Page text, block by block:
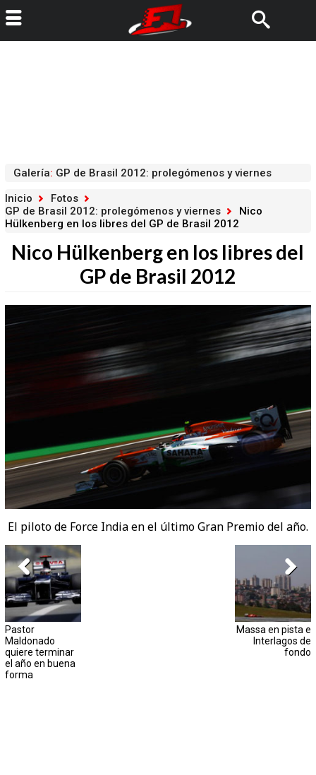
Galería: GP de Brasil 2012: prolegómenos y viernes
Inicio
Fotos
GP de Brasil 2012: prolegómenos y viernes
Nico
Hülkenberg en los libres del GP de Brasil 2012
Nico Hülkenberg en los libres del
GP de Brasil 2012
El piloto de Force India en el último Gran Premio del año.
Pastor
Maldonado
quiere terminar
el año en buena
forma
Massa en pista e
Interlagos de
fondo